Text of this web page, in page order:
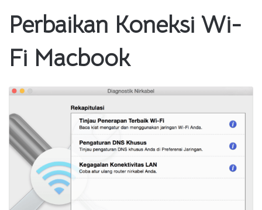
Perbaikan Koneksi Wi-
Fi Macbook